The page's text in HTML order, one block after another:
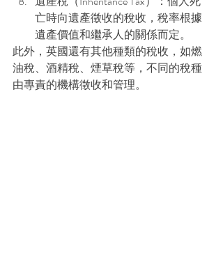
亡時向遺產徵收的稅收，稅率根據
遺產價值和繼承人的關係而定。
此外，英國還有其他種類的稅收，如燃
油稅、酒精稅、煙草稅等，不同的稅種
由專責的機構徵收和管理。